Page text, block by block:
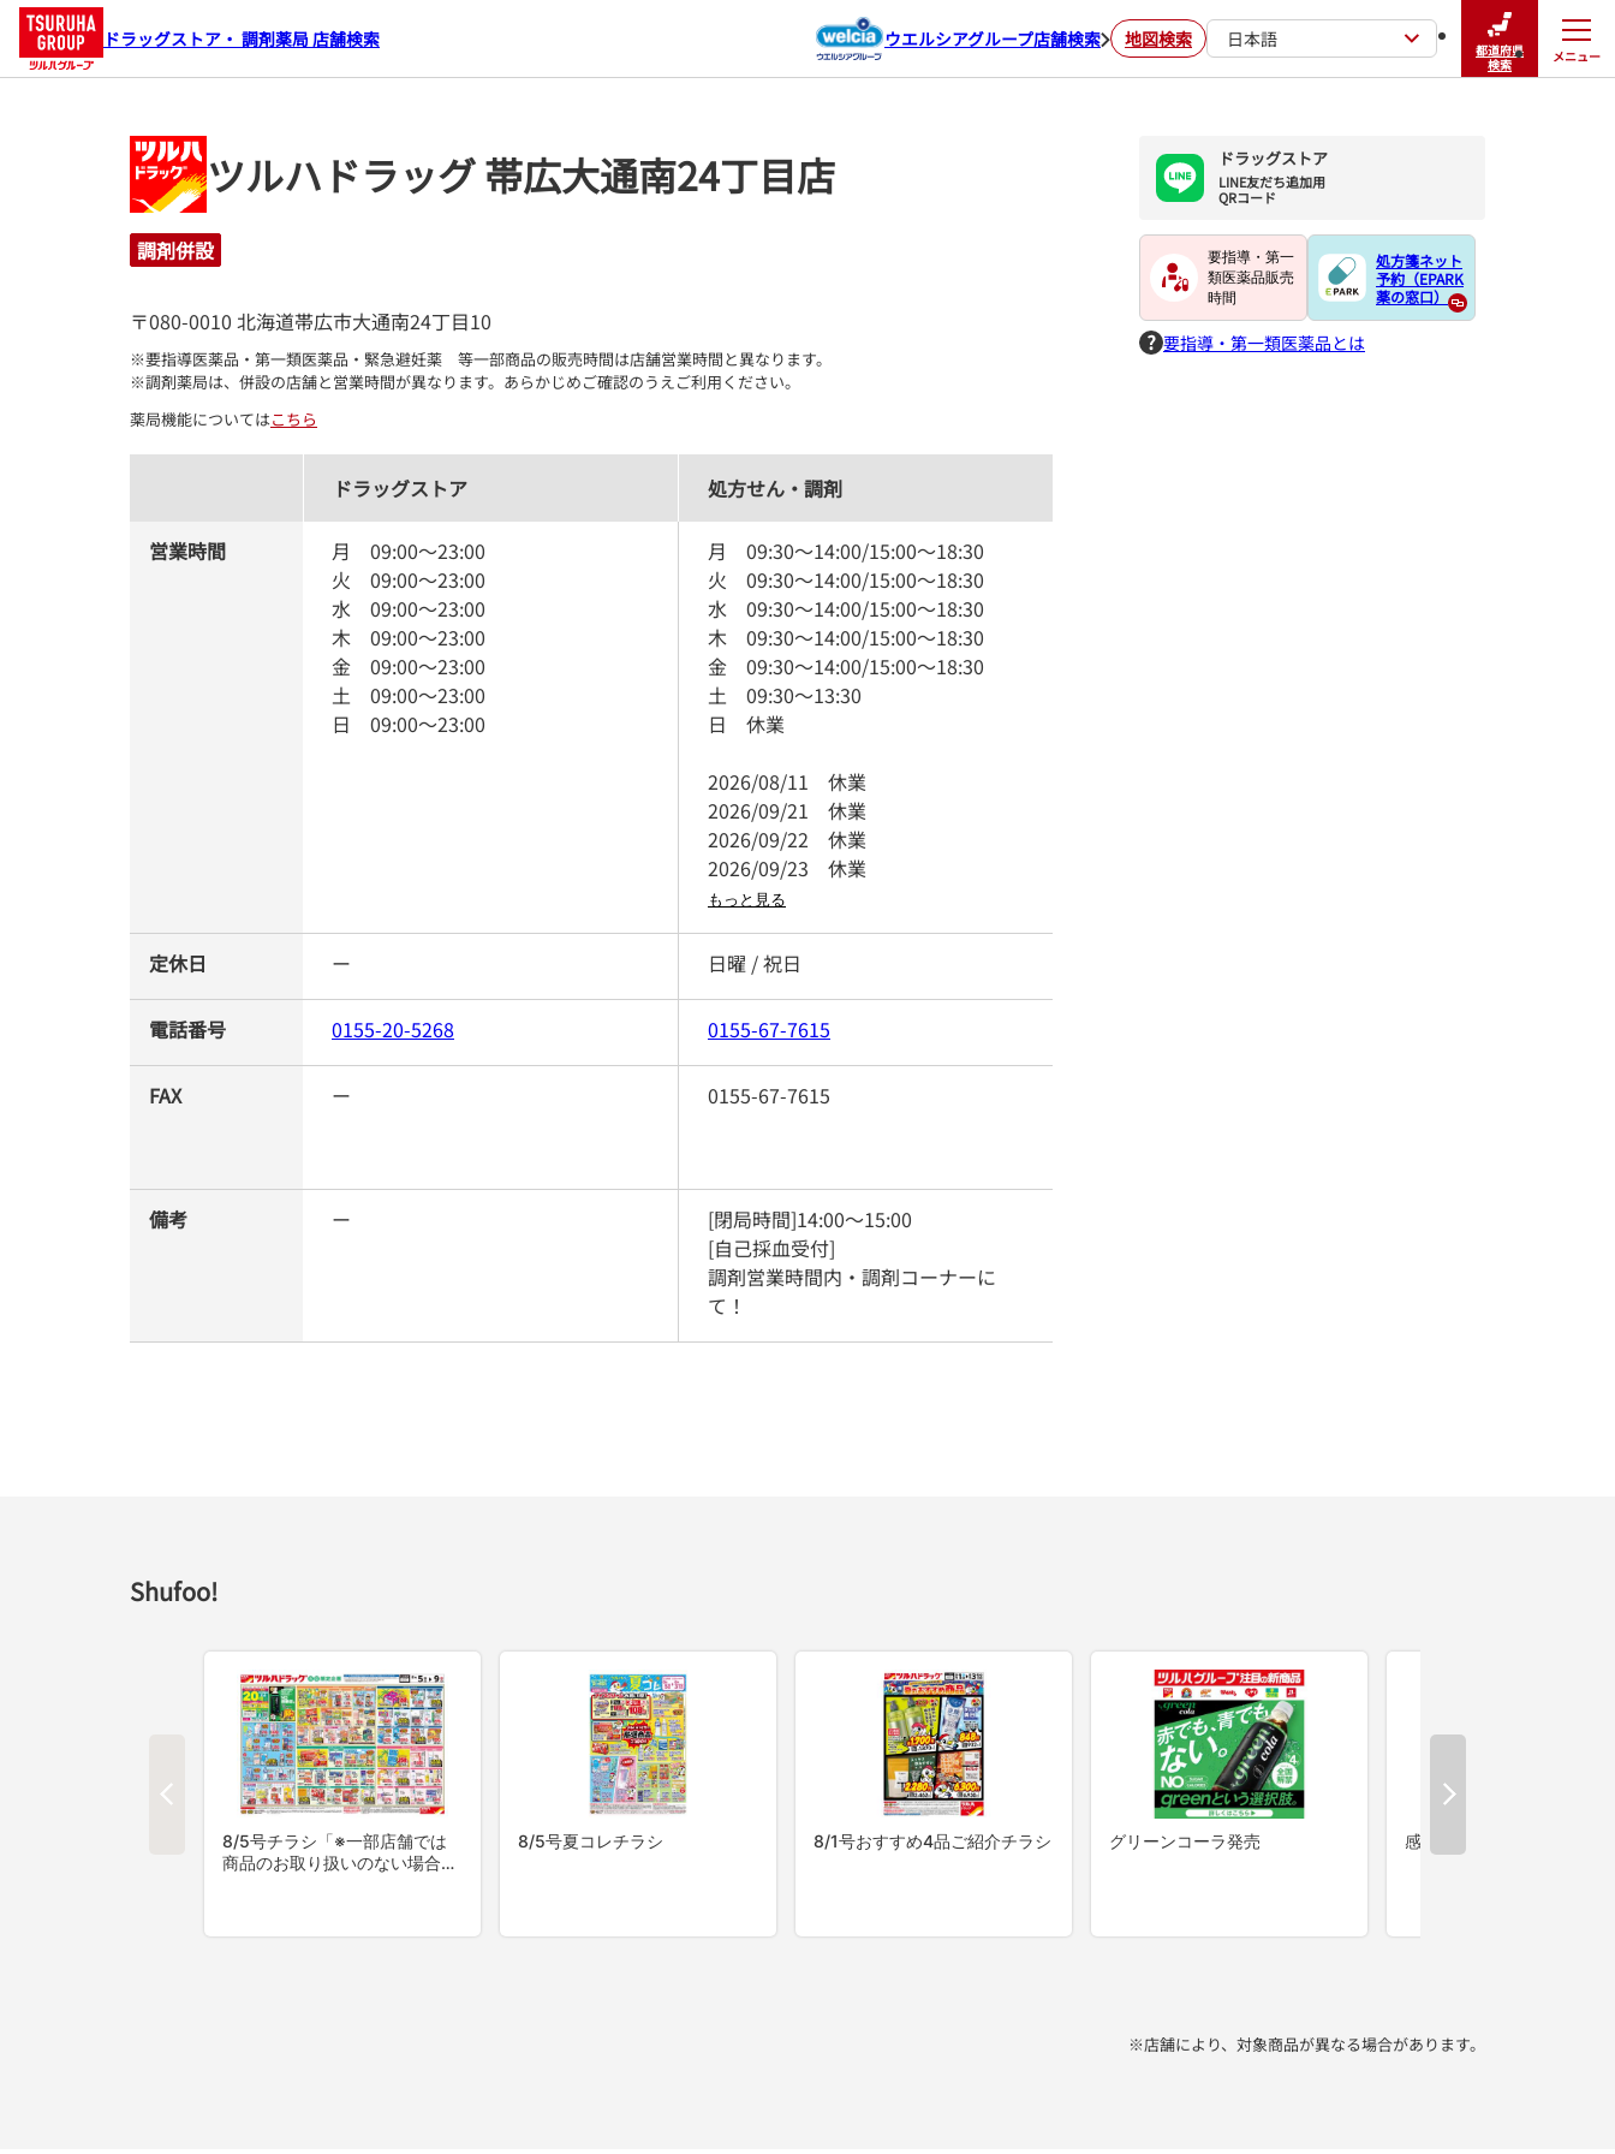
ドラッグストア・ 調剤薬局 店舗検索 ウエルシアグループ店舗検索 地図検索 日本語
都道府県
検索
メニュー
閉じる
ツルハドラッグ 帯広大通南24丁目店
調剤併設
〒080-0010 北海道帯広市大通南24丁目10
※要指導医薬品・第一類医薬品・緊急避妊薬　等一部商品の販売時間は店舗営業時間と異なります。
※調剤薬局は、併設の店舗と営業時間が異なります。あらかじめご確認のうえご利用ください。
薬局機能についてはこちら
ドラッグストア
LINE友だち追加用
QRコード
要指導・第一
類医薬品販売
時間
処方箋ネット
予約（EPARK
薬の窓口）
要指導・第一類医薬品とは
Shufoo!
※店舗により、対象商品が異なる場合があります。
ドラッグストア 処方せん・調剤
営業時間 月 09:00～23:00
火 09:00～23:00
水 09:00～23:00
木 09:00～23:00
金 09:00～23:00
土 09:00～23:00
日 09:00～23:00
月 09:30～14:00/15:00～18:30
火 09:30～14:00/15:00～18:30
水 09:30～14:00/15:00～18:30
木 09:30～14:00/15:00～18:30
金 09:30～14:00/15:00～18:30
土 09:30～13:30
日 休業
2026/08/11 休業
2026/09/21 休業
2026/09/22 休業
2026/09/23 休業
もっと見る
定休日 ー 日曜 / 祝日
電話番号 0155-20-5268 0155-67-7615
FAX ー 0155-67-7615
備考 ー
[閉局時間]14:00～15:00
[自己採血受付]
調剤営業時間内・調剤コーナーに
て！